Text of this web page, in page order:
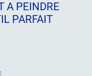
A PEINDRE
PARFAIT